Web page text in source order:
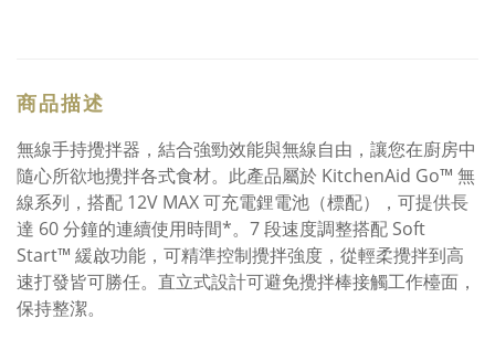
商品描述
無線手持攪拌器，結合強勁效能與無線自由，讓您在廚房中
隨心所欲地攪拌各式食材。此產品屬於 KitchenAid Go™ 無
線系列，搭配 12V MAX 可充電鋰電池（標配），可提供長
達 60 分鐘的連續使用時間*。7 段速度調整搭配 Soft
Start™ 緩啟功能，可精準控制攪拌強度，從輕柔攪拌到高
速打發皆可勝任。直立式設計可避免攪拌棒接觸工作檯面，
保持整潔。